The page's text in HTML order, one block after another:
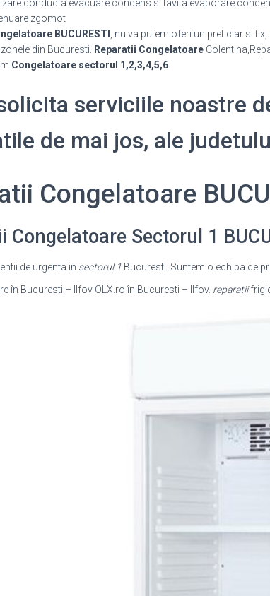
conducta evacuare condens si tavita evaporare
zgomot
BUCURESTI
, nu va putem oferi un pret clar si
din Bucuresti.
Reparatii Congelatoare
Congelatoare sectorul 1,2,3,4,5,6
serviciile noastre
de mai jos, ale
Congelatoare
Congelatoare Sectorul 1
de urgenta in sectorul 1 Bucuresti. Suntem o echipa de
în Bucuresti – Ilfov OLX.ro în Bucuresti – Ilfov. reparatii